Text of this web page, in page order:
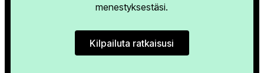
menestyksestäsi.
Kilpailuta ratkaisusi
Kilpailuta ratkaisusi